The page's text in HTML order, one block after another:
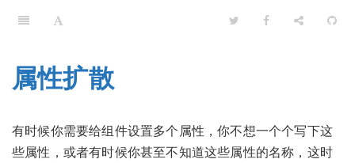
属性扩散
有时候你需要给组件设置多个属性，你不想一个个写下这
些属性，或者有时候你甚至不知道这些属性的名称，这时